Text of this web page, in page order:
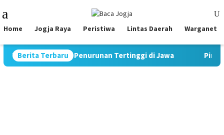
to
content
Menu
Home Jogja Raya Peristiwa Lintas Daerah Warganet
Berita Terbaru
Rekor Penurunan Tertinggi di Jawa Pimpin Strategi